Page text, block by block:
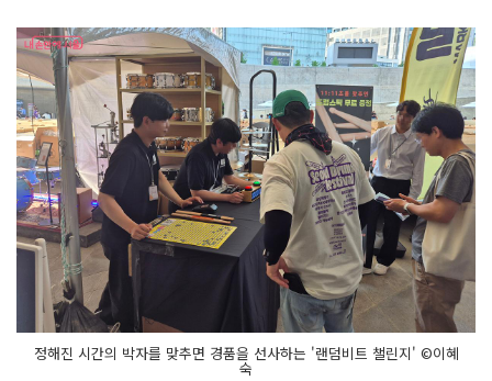
정해진 시간의 박자를 맞추면 경품을 선사하는 '랜덤비트 챌린지' ©이혜
숙